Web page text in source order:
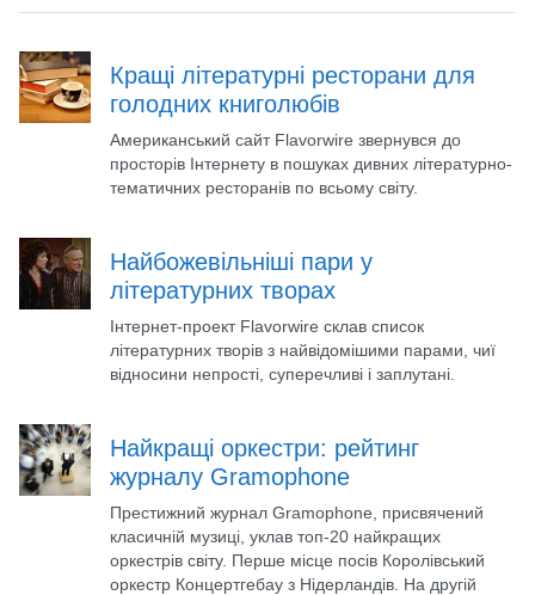
Кращі літературні ресторани для
голодних книголюбів
Американський сайт Flavorwire звернувся до
просторів Інтернету в пошуках дивних літературно-
тематичних ресторанів по всьому світу.
Найбожевільніші пари у
літературних творах
Інтернет-проект Flavorwire склав список
літературних творів з найвідомішими парами, чиї
відносини непрості, суперечливі і заплутані.
Найкращі оркестри: рейтинг
журналу Gramophone
Престижний журнал Gramophone, присвячений
класичній музиці, уклав топ-20 найкращих
оркестрів світу. Перше місце посів Королівський
оркестр Концертгебау з Нідерландів. На другій